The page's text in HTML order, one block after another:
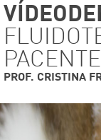
PROF. CRISTINA